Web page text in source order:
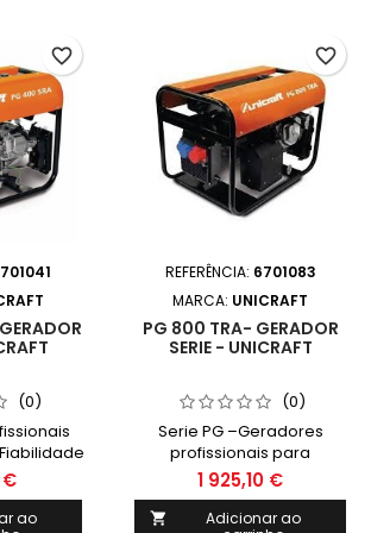
(0)
e
€
ao
favorite_border
REFERÊNCIA: 6701083
MARCA: UNICRAFT
PG 800 TRA- GERADOR
SERIE - UNICRAFT
(0)
Serie PG –Geradores
profissionais para
utilizadores exigentes.
Especialmente adequados
para ferramentas elétricas
1 925,10 €

Adicionar ao
favorite_border